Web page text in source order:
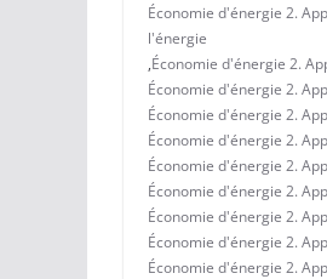
Économie d'énergie 2.
l'énergie
,Économie d'énergie 2.
Économie d'énergie 2.
Économie d'énergie 2.
Économie d'énergie 2.
Économie d'énergie 2.
Économie d'énergie 2.
Économie d'énergie 2.
Économie d'énergie 2.
Économie d'énergie 2.